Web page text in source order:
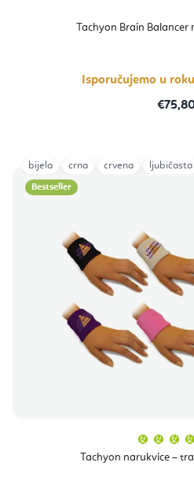
Tachyon Brain Balancer
Isporučujemo u
Bestseller
Tachyon narukvice –
bijela crna crvena ljubičasta